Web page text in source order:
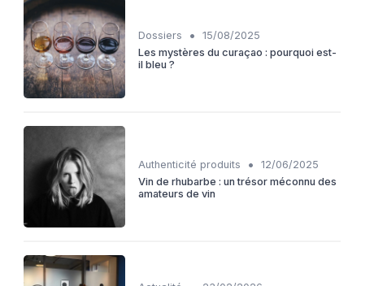
Dossiers •
15/08/2025
Les mystères du curaçao : pourquoi est-
il bleu ?
Authenticité produits •
12/06/2025
Vin de rhubarbe : un trésor méconnu des
amateurs de vin